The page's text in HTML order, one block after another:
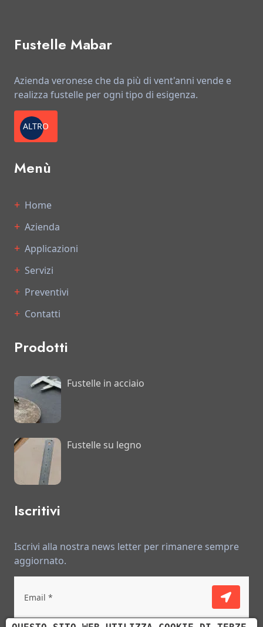
Fustelle Mabar
Azienda veronese che da più di vent'anni vende e
realizza fustelle per ogni tipo di esigenza.
ALTRO
Menù
Home
Azienda
Applicazioni
Servizi
Preventivi
Contatti
Prodotti
Fustelle in acciaio
Fustelle su legno
Iscritivi
Iscrivi alla nostra news letter per rimanere sempre
aggiornato.